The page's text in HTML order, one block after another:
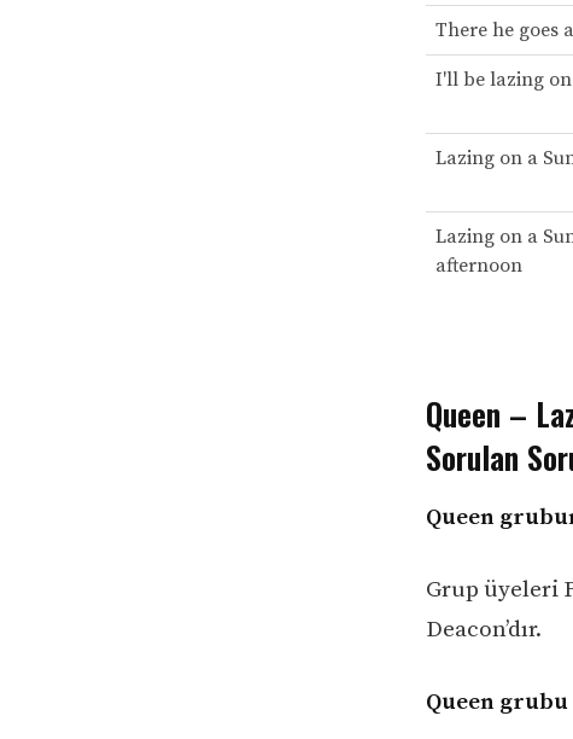
There he goes
I'll be lazing
Lazing on a
Lazing on a
afternoon
Queen –
Sorulan
Queen
Grup üyeleri
Deacon’dır.
Queen